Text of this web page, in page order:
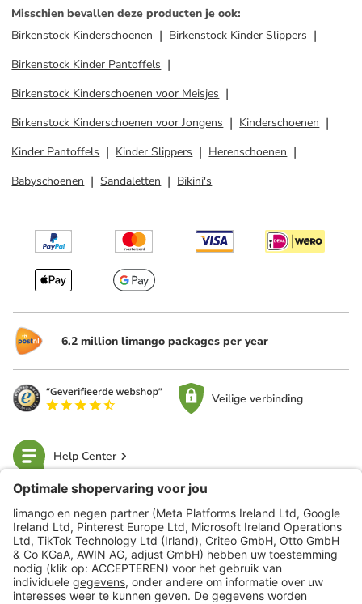
Misschien bevallen deze producten je ook:
Birkenstock Kinderschoenen
Birkenstock Kinder Slippers
Birkenstock Kinder Pantoffels
Birkenstock Kinderschoenen voor Meisjes
Birkenstock Kinderschoenen voor Jongens
Kinderschoenen
Kinder Pantoffels
Kinder Slippers
Herenschoenen
Babyschoenen
Sandaletten Bikini's
6.2 million limango packages per year
Veilige verbinding
Help Center
limango
Veilig winkelen
Klantenservice